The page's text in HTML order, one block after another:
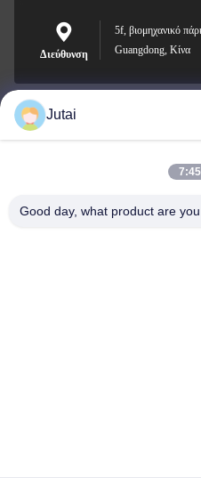
Διεύθυνση
5f, βιομηχανικό
Guangdong, Κίνα
Jutai
Good day, what product are